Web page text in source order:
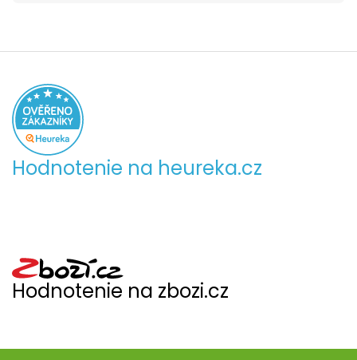
Hodnotenie na heureka.cz
Hodnotenie na zbozi.cz